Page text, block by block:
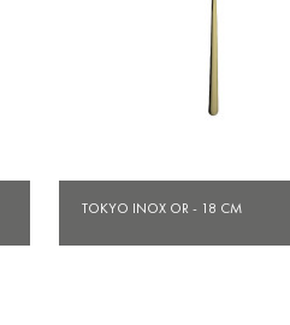
Aperçu rapide
TOKYO INOX OR - 18 CM